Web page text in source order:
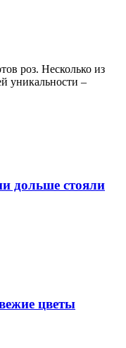
роз. Несколько из
уникальности –
дольше стояли
цветы